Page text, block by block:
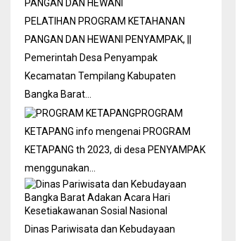
PELATIHAN PROGRAM KETAHANAN
PANGAN DAN HEWANI
PENYAMPAK, ||
Pemerintah Desa Penyampak
Kecamatan Tempilang Kabupaten
Bangka Barat…
PROGRAM
KETAPANG info mengenai PROGRAM
KETAPANG th 2023, di desa PENYAMPAK
menggunakan…
Dinas Pariwisata dan Kebudayaan